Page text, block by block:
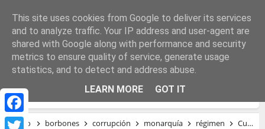
Facebook
CUTREZ BORBÓNICA
Inicio borbones corrupción monarquía régimen Cutrez borbónica
This site uses cookies from Google to deliver its services
and to analyze traffic. Your IP address and user-agent are
shared with Google along with performance and security
metrics to ensure quality of service, generate usage
statistics, and to detect and address abuse.
LEARN MORE
GOT IT